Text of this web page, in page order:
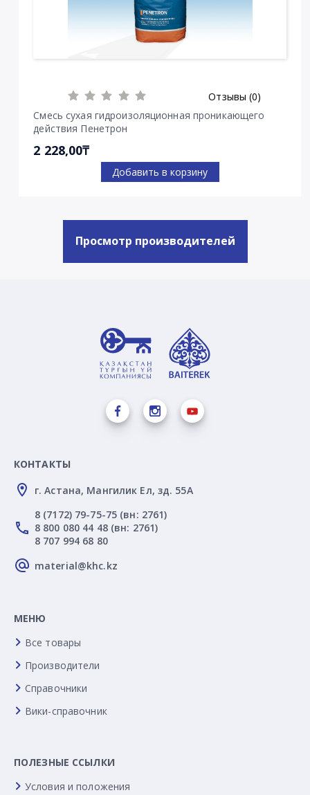
Отзывы (0)
Смесь сухая гидроизоляционная проникающего
действия Пенетрон
2 228,00₸
Добавить в корзину
Просмотр производителей
КОНТАКТЫ
г. Астана, Мангилик Ел, зд. 55А
8 (7172) 79-75-75 (вн: 2761)
8 800 080 44 48 (вн: 2761)
8 707 994 68 80
material@khc.kz
МЕНЮ
Все товары
Производители
Справочники
Вики-справочник
ПОЛЕЗНЫЕ ССЫЛКИ
Условия и положения